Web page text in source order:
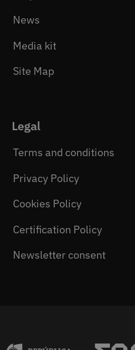
News
Media kit
Site Map
Legal
Terms and conditions
Privacy Policy
Cookies Policy
Certification Policy
Newsletter consent